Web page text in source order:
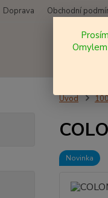
Doprava Obchodní
Úvod
Novinka